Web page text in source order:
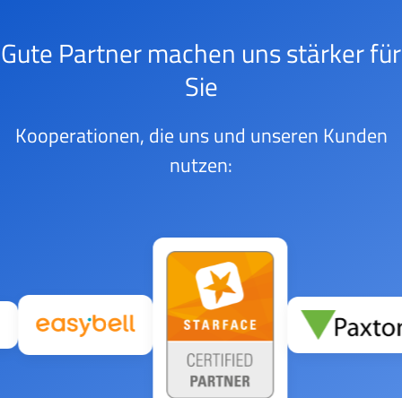
Gute Partner machen uns stärker für
Sie
Kooperationen, die uns und unseren Kunden
nutzen: